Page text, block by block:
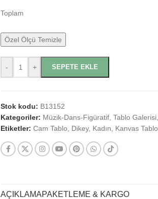
Toplam
Özel Ölçü Temizle
- + SEPETE EKLE
Stok kodu: B13152
Kategoriler: Müzik-Dans-Figüratif Tablo Galerisi
Etiketler: Cam Tablo Dikey, Kadın Kanvas Tablo
AÇIKLAMAPAKETLEME & KARGO